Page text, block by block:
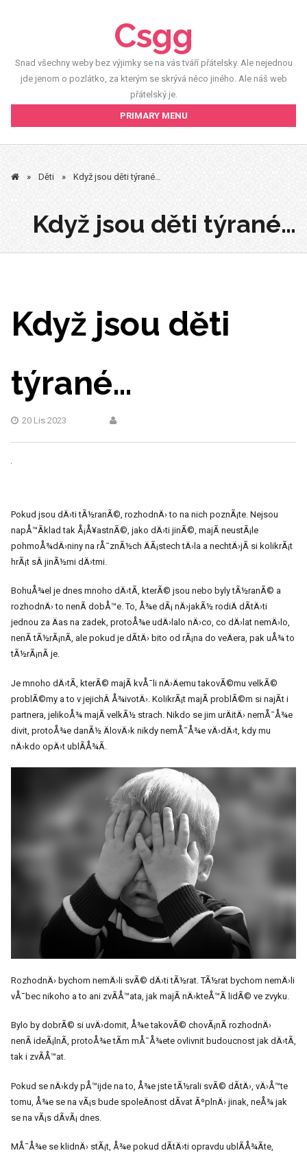
Csgg
Snad všechny weby bez výjimky se na vás tváří přátelsky. Ale nejednou
jde jenom o pozlátko, za kterým se skrývá něco jiného. Ale náš web
přátelský je.
PRIMARY MENU
» Děti » Když jsou děti týrané…
Když jsou děti týrané…
Když jsou děti
týrané…
20 Lis 2023
Pokud jsou dÄ›ti tÃ½ranÃ©, rozhodnÄ› to na nich poznÃ¡te. Nejsou
napÅ™Ã­klad tak Å¡Å¥astnÃ©, jako dÄ›ti jinÃ©, majÃ­ neustÃ¡le
pohmoÅ¾dÄ›niny na rÅ¯znÃ½ch ÄÃ¡stech tÄ›la a nechtÄ›jÃ­ si kolikrÃ¡t
hrÃ¡t sÂ jinÃ½mi dÄ›tmi.
BohuÅ¾el je dnes mnoho dÄ›tÃ­, kterÃ© jsou nebo byly tÃ½ranÃ© a
rozhodnÄ› to nenÃ­ dobÅ™e. To, Å¾e dÃ¡ nÄ›jakÃ½ rodiÄ dÃ­tÄ›ti
jednou za Äas na zadek, protoÅ¾e udÄ›lalo nÄ›co, co dÄ›lat nemÄ›lo,
nenÃ­ tÃ½rÃ¡nÃ­, ale pokud je dÃ­tÄ› bito od rÃ¡na do veÄera, pak uÅ¾ to
tÃ½rÃ¡nÃ­ je.
Je mnoho dÄ›tÃ­, kterÃ© majÃ­ kvÅ¯li nÄ›Äemu takovÃ©mu velkÃ©
problÃ©my a to v jejichÂ Å¾ivotÄ›. KolikrÃ¡t majÃ­ problÃ©m si najÃ­t i
partnera, jelikoÅ¾ majÃ­ velkÃ½ strach. Nikdo se jim urÄitÄ› nemÅ¯Å¾e
divit, protoÅ¾e danÃ½ ÄlovÄ›k nikdy nemÅ¯Å¾e vÄ›dÄ›t, kdy mu
nÄ›kdo opÄ›t ublÃ­Å¾Ã­.
RozhodnÄ› bychom nemÄ›li svÃ© dÄ›ti tÃ½rat. TÃ½rat bychom nemÄ›li
vÅ¯bec nikoho a to ani zvÃ­Å™ata, jak majÃ­ nÄ›kteÅ™Ã­ lidÃ© ve zvyku.
Bylo by dobrÃ© si uvÄ›domit, Å¾e takovÃ© chovÃ¡nÃ­ rozhodnÄ›
nenÃ­ ideÃ¡lnÃ­, protoÅ¾e tÃ­m mÅ¯Å¾ete ovlivnit budoucnost jak dÄ›tÃ­,
tak i zvÃ­Å™at.
Pokud se nÄ›kdy pÅ™ijde na to, Å¾e jste tÃ½rali svÃ© dÃ­tÄ›, vÄ›Å™te
tomu, Å¾e se na vÃ¡s bude spoleÄnost dÃ­vat ÃºplnÄ› jinak, neÅ¾ jak
se na vÃ¡s dÃ­vÃ¡ dnes.
MÅ¯Å¾e se klidnÄ› stÃ¡t, Å¾e pokud dÃ­tÄ›ti opravdu ublÃ­Å¾Ã­te,